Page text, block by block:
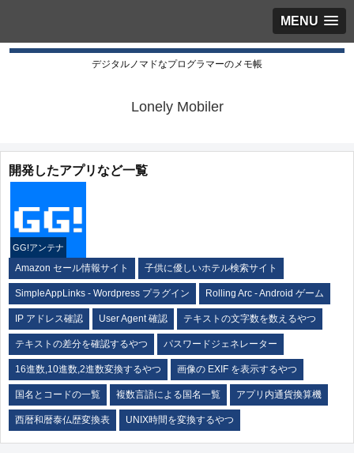
MENU
デジタルノマドなプログラマーのメモ帳
Lonely Mobiler
開発したアプリなど一覧
GG!アンテナ
Amazon セール情報サイト 子供に優しいホテル検索サイト
SimpleAppLinks - Wordpress プラグイン Rolling Arc - Android ゲーム
IP アドレス確認 User Agent 確認 テキストの文字数を数えるやつ
テキストの差分を確認するやつ パスワードジェネレーター
16進数,10進数,2進数変換するやつ 画像の EXIF を表示するやつ
国名とコードの一覧 複数言語による国名一覧 アプリ内通貨換算機
西暦和暦泰仏歴変換表 UNIX時間を変換するやつ